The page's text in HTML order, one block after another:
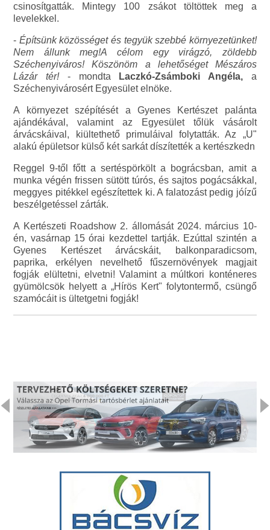
csinosítgatták. Mintegy 100 zsákot töltöttek meg a
levelekkel.
- Építsünk közösséget és tegyük szebbé környezetünket!
Nem állunk meg!A célom egy virágzó, zöldebb
Széchenyiváros! Köszönöm a lehetőséget Mészáros
Lázár tér!- mondta Laczkó-Zsámboki Angéla,a
Széchenyivárosért Egyesület elnöke.
A környezet szépítését a Gyenes Kertészet palánta
ajándékával, valamint az Egyesület tőlük vásárolt
árvácskáival, kiültethető primuláival folytatták. Az „U"
alakú épületsor külső két sarkát díszítették a kertészkedn
Reggel 9-től főtt a sertéspörkölt a bográcsban, amit a
munka végén frissen sütött túrós, és sajtos pogácsákkal,
meggyes pitékkel egészítettek ki. A falatozást pedig jóízű
beszélgetéssel zárták.
A Kertészeti Roadshow 2. állomását 2024. március 10-
én, vasárnap 15 órai kezdettel tartják. Ezúttal szintén a
Gyenes Kertészet árvácskáit, balkonparadicsom,
paprika, erkélyen nevelhető fűszernövények magjait
fogják elültetni, elvetni! Valamint a múltkori konténeres
gyümölcsök helyett a „Hírös Kert" folytontermő, csüngő
szamócáit is ültetgetni fogják!